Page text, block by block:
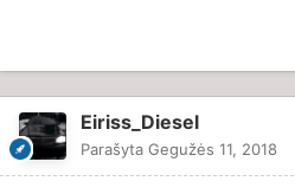
Eiriss_Diesel
Parašyta Gegužės 11, 2018